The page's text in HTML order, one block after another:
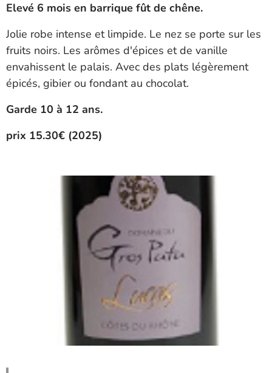
Elevé 6 mois en barrique fût de chêne.
Jolie robe intense et limpide. Le nez se porte sur les
fruits noirs. Les arômes d'épices et de vanille
envahissent le palais. Avec des plats légèrement
épicés, gibier ou fondant au chocolat.
Garde 10 à 12 ans.
prix 15.30€ (2025)